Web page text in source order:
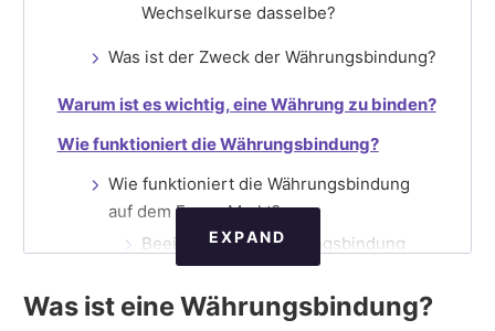
Wechselkurse dasselbe?
Was ist der Zweck der Währungsbindung?
Warum ist es wichtig, eine Währung zu binden?
Wie funktioniert die Währungsbindung?
Wie funktioniert die Währungsbindung
auf dem Forex-Markt?
Beeinflusst die Währungsbindung
den Wechselkurs?
Welche verschiedenen Arten von
EXPAND
Was ist eine Währungsbindung?